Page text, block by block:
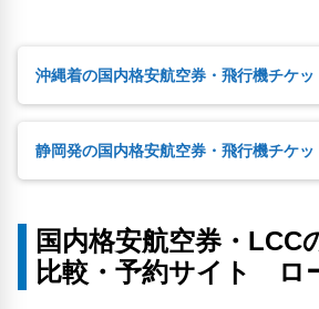
沖縄着の国内格安航空券・飛行機チケッ
静岡発の国内格安航空券・飛行機チケッ
国内格安航空券・LCC
比較・予約サイト ロ